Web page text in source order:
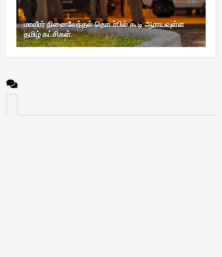
மாவீரர் நினைவேந்தல் தொடர்பில் கூடி ஆராயவுள்ள
தமிழ் கட்சிகள்.